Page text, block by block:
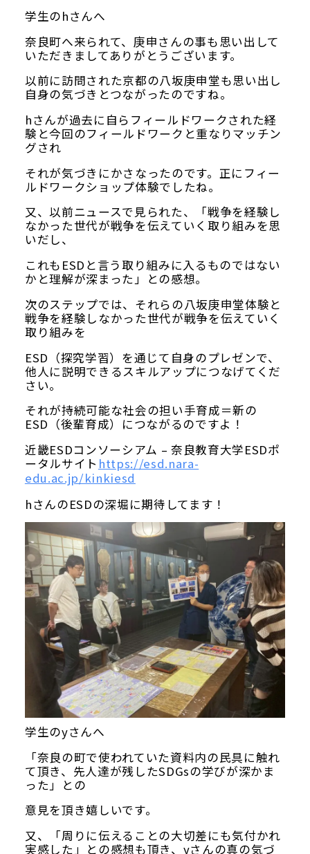
学生のhさんへ
奈良町へ来られて、庚申さんの事も思い出して
いただきましてありがとうございます。
以前に訪問された京都の八坂庚申堂も思い出し
自身の気づきとつながったのですね。
hさんが過去に自らフィールドワークされた経
験と今回のフィールドワークと重なりマッチン
グされ
それが気づきにかさなったのです。正にフィー
ルドワークショップ体験でしたね。
又、以前ニュースで見られた、「戦争を経験し
なかった世代が戦争を伝えていく取り組みを思
いだし、
これもESDと言う取り組みに入るものではない
かと理解が深まった」との感想。
次のステップでは、それらの八坂庚申堂体験と
戦争を経験しなかった世代が戦争を伝えていく
取り組みを
ESD（探究学習）を通じて自身のプレゼンで、
他人に説明できるスキルアップにつなげてくだ
さい。
それが持続可能な社会の担い手育成＝新の
ESD（後輩育成）につながるのですよ！
近畿ESDコンソーシアム – 奈良教育大学ESDポ
ータルサイト https://esd.nara-
edu.ac.jp/kinkiesd
hさんのESDの深堀に期待してます！
学生のyさんへ
「奈良の町で使われていた資料内の民具に触れ
て頂き、先人達が残したSDGsの学びが深かま
った」との
意見を頂き嬉しいです。
又、「周りに伝えることの大切差にも気付かれ
実感した」との感想も頂き、yさんの真の気づ